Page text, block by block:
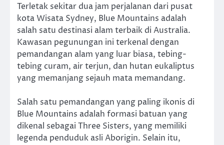
Terletak sekitar dua jam perjalanan dari pusat
kota Wisata Sydney, Blue Mountains adalah
salah satu destinasi alam terbaik di Australia.
Kawasan pegunungan ini terkenal dengan
pemandangan alam yang luar biasa, tebing-
tebing curam, air terjun, dan hutan eukaliptus
yang memanjang sejauh mata memandang.
Salah satu pemandangan yang paling ikonis di
Blue Mountains adalah formasi batuan yang
dikenal sebagai Three Sisters, yang memiliki
legenda penduduk asli Aborigin. Selain itu,